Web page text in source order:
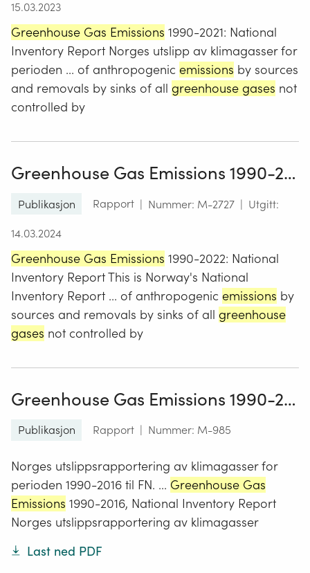
15.03.2023
Greenhouse Gas Emissions 1990-2021: National
Inventory Report Norges utslipp av klimagasser for
perioden ... of anthropogenic emissions by sources
and removals by sinks of all greenhouse gases not
controlled by
Greenhouse Gas Emissions 1990-2022: National Inventory Report
Publikasjon Rapport | Nummer: M-2727 | Utgitt:
14.03.2024
Greenhouse Gas Emissions 1990-2022: National
Inventory Report This is Norway's National
Inventory Report ... of anthropogenic emissions by
sources and removals by sinks of all greenhouse
gases not controlled by
Greenhouse Gas Emissions 1990-2016, National Inventory Report
Publikasjon Rapport | Nummer: M-985
Norges utslippsrapportering av klimagasser for
perioden 1990-2016 til FN. ... Greenhouse Gas
Emissions 1990-2016, National Inventory Report
Norges utslippsrapportering av klimagasser
Last ned PDF